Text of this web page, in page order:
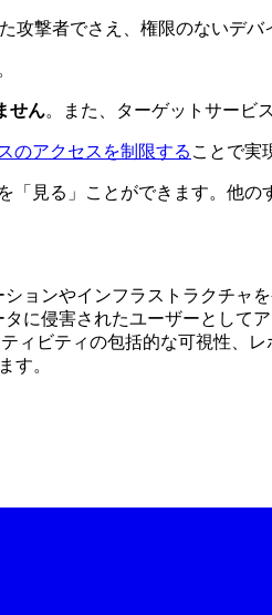
撃者でさえ、権限のないデ
せん。また、ターゲットサービ
のアクセスを制限する ことで実
見る」ことができます。他
ョンやインフラストラクチャを
に侵害されたユーザーとして
ィビティの包括的な可視性、
す。